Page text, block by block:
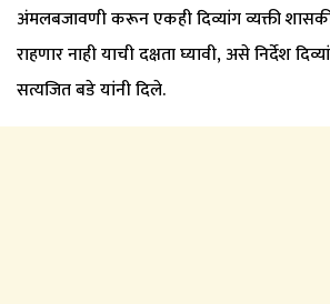
अंमलबजावणी करून एकही दिव्यांग व्यक्ती
राहणार नाही याची दक्षता घ्यावी, असे निर्देश
सत्यजित बडे यांनी दिले.